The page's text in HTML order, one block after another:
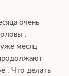
очень
.
месяц
. Что делать